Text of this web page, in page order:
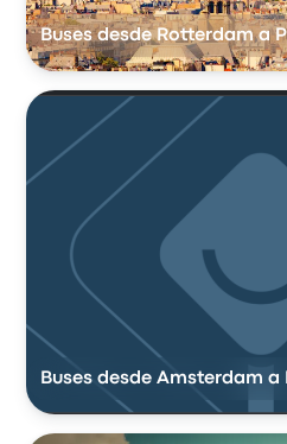
Buses desde Rotterdam a
Buses desde Amsterdam a